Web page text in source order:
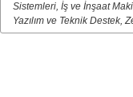
Sistemleri, İş ve İnşaat
Yazılım ve Teknik Destek,